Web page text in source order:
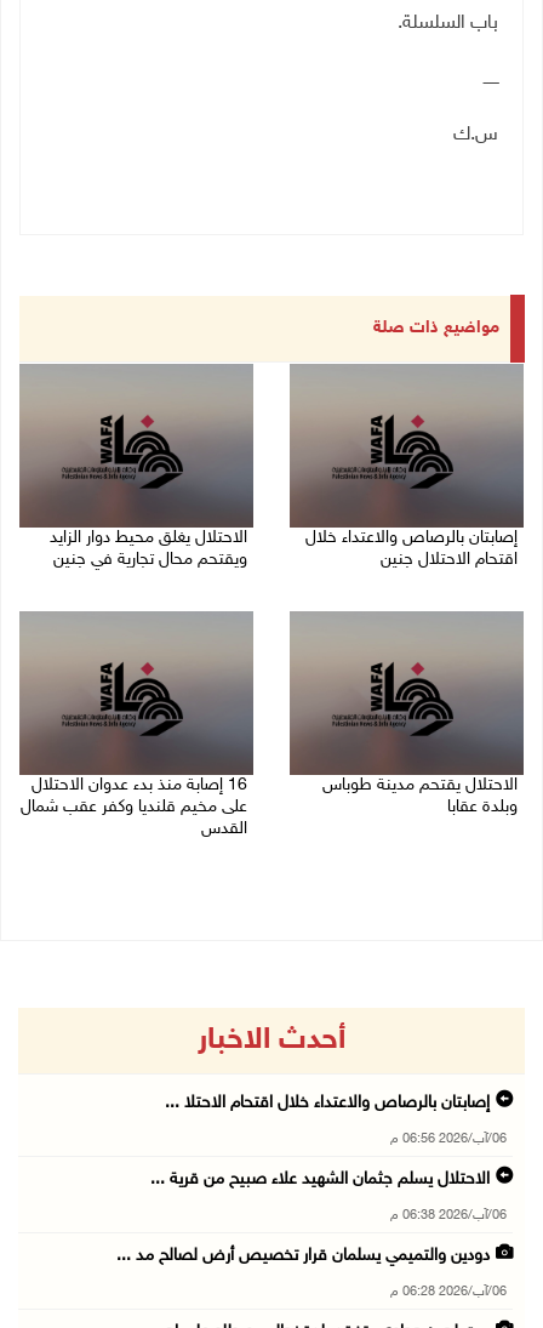
باب السلسلة.
ــــــ
س.ك
مواضيع ذات صلة
إصابتان بالرصاص والاعتداء خلال
اقتحام الاحتلال جنين
الاحتلال يغلق محيط دوار الزايد
ويقتحم محال تجارية في جنين
الاحتلال يقتحم مدينة طوباس
وبلدة عقابا
16 إصابة منذ بدء عدوان الاحتلال
على مخيم قلنديا وكفر عقب شمال
القدس
أحدث الاخبار
إصابتان بالرصاص والاعتداء خلال اقتحام الاحتلا ...
06/آب/2026 06:56 م
الاحتلال يسلم جثمان الشهيد علاء صبيح من قرية ...
06/آب/2026 06:38 م
دودين والتميمي يسلمان قرار تخصيص أرض لصالح مد ...
06/آب/2026 06:28 م